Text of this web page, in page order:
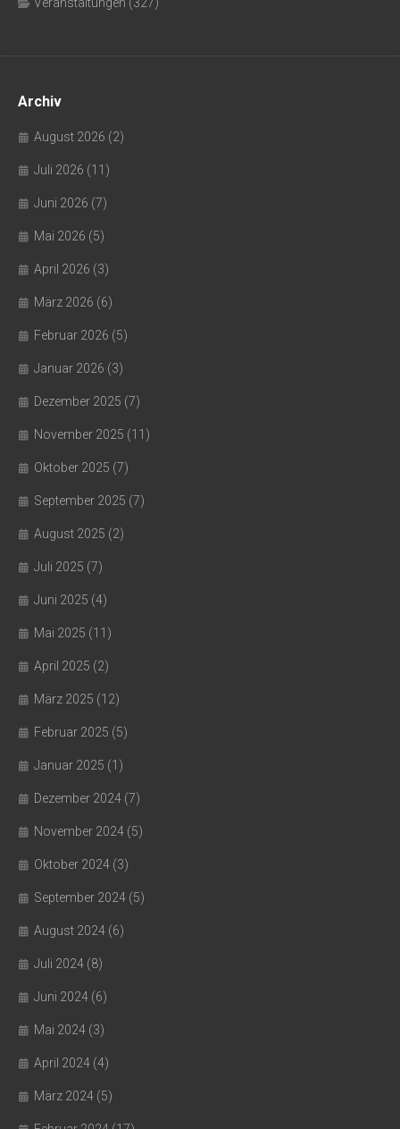
Archiv
August 2026 (2)
Juli 2026 (11)
Juni 2026 (7)
Mai 2026 (5)
April 2026 (3)
März 2026 (6)
Februar 2026 (5)
Januar 2026 (3)
Dezember 2025 (7)
November 2025 (11)
Oktober 2025 (7)
September 2025 (7)
August 2025 (2)
Juli 2025 (7)
Juni 2025 (4)
Mai 2025 (11)
April 2025 (2)
März 2025 (12)
Februar 2025 (5)
Januar 2025 (1)
Dezember 2024 (7)
November 2024 (5)
Oktober 2024 (3)
September 2024 (5)
August 2024 (6)
Juli 2024 (8)
Juni 2024 (6)
Mai 2024 (3)
April 2024 (4)
März 2024 (5)